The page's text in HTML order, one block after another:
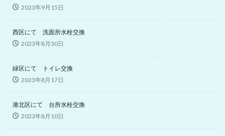
2023年9月15日
西区にて 洗面所水栓交換
2023年8月30日
緑区にて トイレ交換
2023年8月17日
港北区にて 台所水栓交換
2023年8月10日